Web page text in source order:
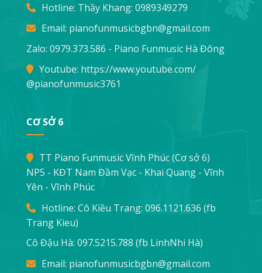
Hotline: Thầy Khang: 0989349279
Email: pianofunmusicbgbn@gmail.com
Zalo: 0979.373.586 - Piano Funmusic Hà Đông
Youtube: https://www.youtube.com/
@pianofunmusic3761
CƠ SỞ 6
TT Piano Funmusic Vĩnh Phúc (Cơ sở 6)
NP5 - KĐT Nam Đầm Vạc - Khai Quang - Vĩnh
Yên - Vĩnh Phúc
Hotline: Cô Kiều Trang: 096.1121.636 (fb
Trang Kieu)
Cô Đậu Hà: 097.5215.788 (fb LinhNhi Hà)
Email: pianofunmusicbgbn@gmail.com